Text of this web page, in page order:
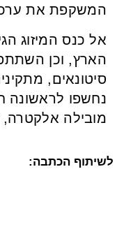
המשקפת את
אל כנס המיזוג
סיטונאים,
נחשפו לראשונה
מובילה
לשיתוף הכתבה: